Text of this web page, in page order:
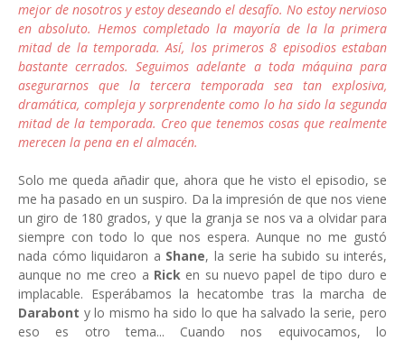
mejor de nosotros y estoy deseando el desafío. No estoy nervioso
en absoluto. Hemos completado la mayoría de la la primera
mitad de la temporada. Así, los primeros 8 episodios estaban
bastante cerrados. Seguimos adelante a toda máquina para
asegurarnos que la tercera temporada sea tan explosiva,
dramática, compleja y sorprendente como lo ha sido la segunda
mitad de la temporada. Creo que tenemos cosas que realmente
merecen la pena en el almacén.
Solo me queda añadir que, ahora que he visto el episodio, se
me ha pasado en un suspiro. Da la impresión de que nos viene
un giro de 180 grados, y que la granja se nos va a olvidar para
siempre con todo lo que nos espera. Aunque no me gustó
nada cómo liquidaron a Shane, la serie ha subido su interés,
aunque no me creo a Rick en su nuevo papel de tipo duro e
implacable. Esperábamos la hecatombe tras la marcha de
Darabont y lo mismo ha sido lo que ha salvado la serie, pero
eso es otro tema... Cuando nos equivocamos, lo